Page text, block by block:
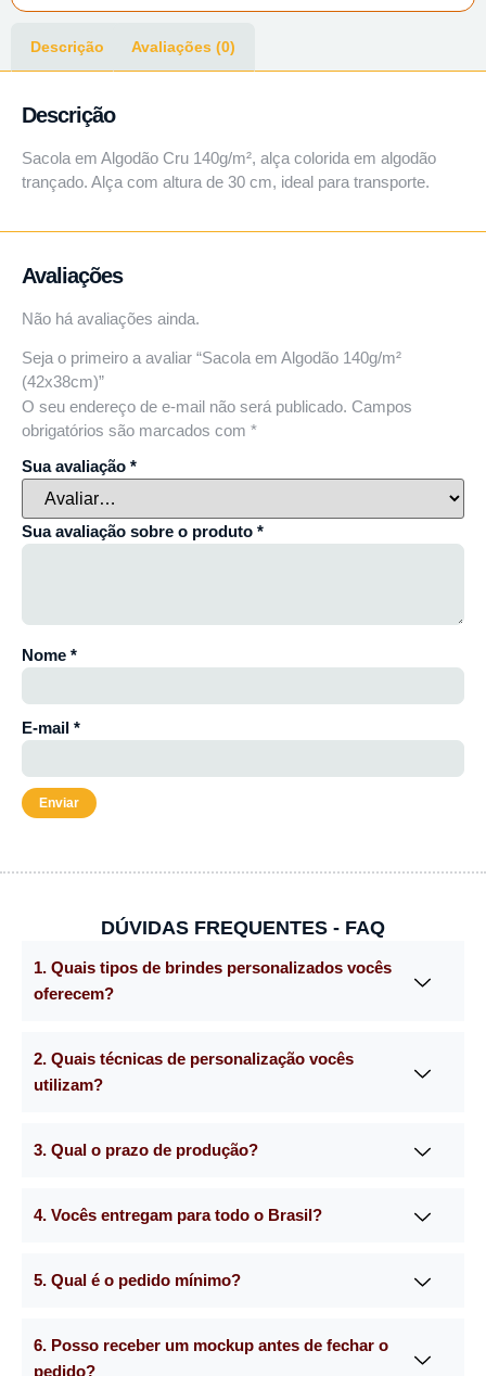
Descrição Avaliações (0)
Descrição
Sacola em Algodão Cru 140g/m², alça colorida em algodão
trançado. Alça com altura de 30 cm, ideal para transporte.
Avaliações
Não há avaliações ainda.
Seja o primeiro a avaliar “Sacola em Algodão 140g/m²
(42x38cm)”
O seu endereço de e-mail não será publicado. Campos
obrigatórios são marcados com *
Sua avaliação *
Sua avaliação sobre o produto *
Nome *
E-mail *
DÚVIDAS FREQUENTES - FAQ
1. Quais tipos de brindes personalizados vocês
oferecem?
2. Quais técnicas de personalização vocês
utilizam?
3. Qual o prazo de produção?
4. Vocês entregam para todo o Brasil?
5. Qual é o pedido mínimo?
6. Posso receber um mockup antes de fechar o
pedido?